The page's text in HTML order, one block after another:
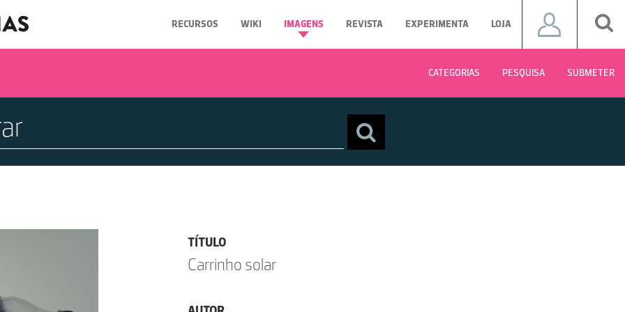
RECURSOS WIKI IMAGENS REVISTA EXPERIMENTA LOJA
CATEGORIAS PESQUISA SUBMETER
TÍTULO
Carrinho solar